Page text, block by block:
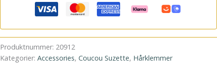
Produktnummer: 20912
Kategorier: Accessories, Coucou Suzette, Hårklemmer